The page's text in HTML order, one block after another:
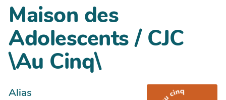
Maison des
Adolescents / CJC
\Au Cinq\
Alias